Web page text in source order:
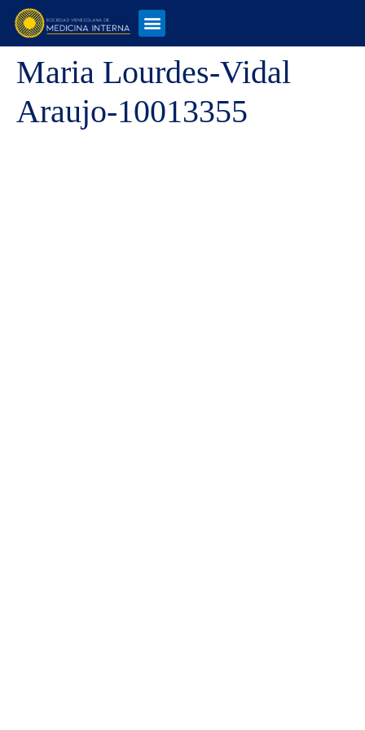
Maria Lourdes-Vidal
Araujo-10013355